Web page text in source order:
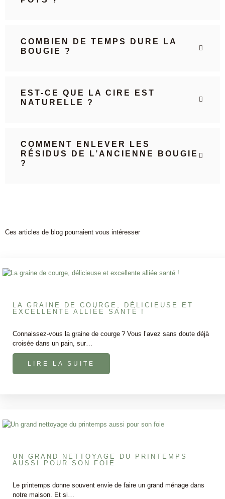
COMBIEN DE TEMPS DURE LA
BOUGIE ?
EST-CE QUE LA CIRE EST
NATURELLE ?
COMMENT ENLEVER LES
RÉSIDUS DE L’ANCIENNE BOUGIE
?
Ces articles de blog pourraient vous intéresser
LA GRAINE DE COURGE, DÉLICIEUSE ET
EXCELLENTE ALLIÉE SANTÉ !
Connaissez-vous la graine de courge ? Vous l’avez sans doute déjà
croisée dans un pain, sur…
LIRE LA SUITE
UN GRAND NETTOYAGE DU PRINTEMPS
AUSSI POUR SON FOIE
Le printemps donne souvent envie de faire un grand ménage dans
notre maison. Et si…